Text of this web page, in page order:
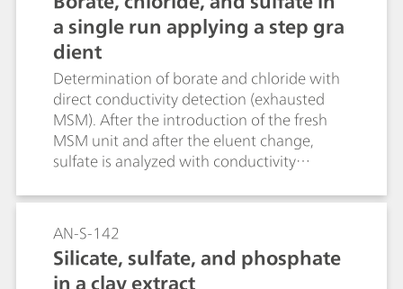
a single run applying a step gra
dient
Determination of borate and chloride with
direct conductivity detection (exhausted
MSM). After the introduction of the fresh
MSM unit and after the eluent change,
sulfate is analyzed with conductivity
AN-S-142
Silicate, sulfate, and phosphate
in a clay extract